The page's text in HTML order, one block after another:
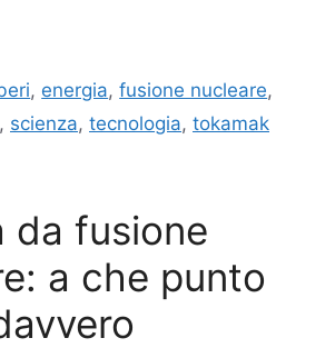
, energia,fusione nucleare,
, scienza, tecnologia, tokamak
da fusione
a che punto